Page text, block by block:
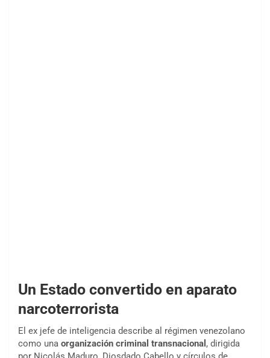
Un Estado convertido en aparato
narcoterrorista
El ex jefe de inteligencia describe al régimen venezolano
como una organización criminal transnacional , dirigida